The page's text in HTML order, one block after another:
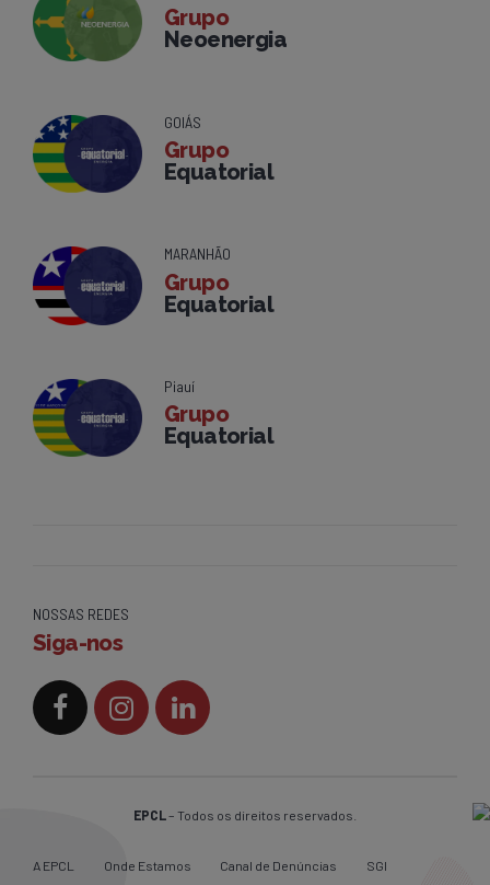
Grupo
Neoenergia
GOIÁS
Grupo
Equatorial
MARANHÃO
Grupo
Equatorial
Piauí
Grupo
Equatorial
NOSSAS REDES
Siga-nos
EPCL– Todos os direitos reservados.
A EPCL Onde Estamos Canal de Denúncias
SGI